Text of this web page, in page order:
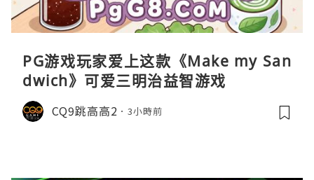
PG游戏玩家爱上这款《Make my San
dwich》可爱三明治益智游戏
CQ9跳高高2 3小時前